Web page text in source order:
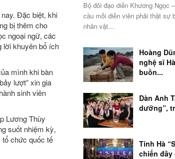
Đặc biệt, khi
bị thêm cho
ngoại ngữ, các
lời khuyên bổ ích
mình khi bàn
lượt” xin gia
sinh viên
Lương Thùy
suốt nhiệm kỳ,
chức quốc tế
Bộ đôi đạo diễn Khương Ngọc
cầu mỗi diễn viên phải thật sự
nhân vật...
Hoàng
nghệ sĩ
buồn...
Dàn Anh
dưỡng”,
Tinh Hà
chiến đầy